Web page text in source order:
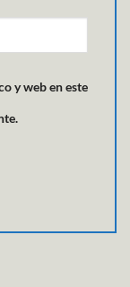
y web en este